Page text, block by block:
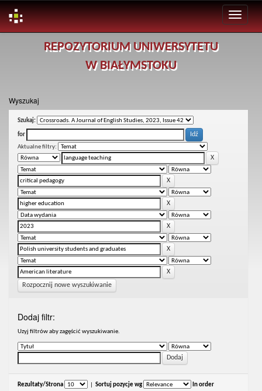
REPOZYTORIUM UNIWERSYTETU
W BIAŁYMSTOKU
Wyszukaj
Szukaj:
for
Aktualne filtry:
Rozpocznij nowe wyszukiwanie
Dodaj filtr:
Uzyj filtrów aby zagęścić wyszukiwanie.
Rezultaty/Strona Sortuj pozycje wg In order